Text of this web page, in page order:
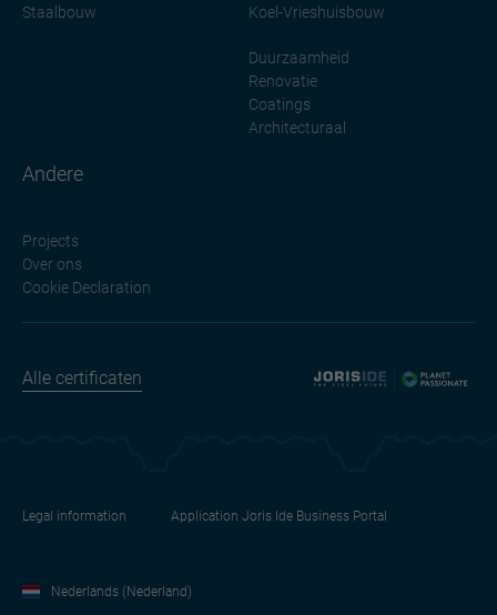
Staalbouw
Koel-Vrieshuisbouw
Duurzaamheid
Renovatie
Coatings
Architecturaal
Andere
Projects
Over ons
Cookie Declaration
Alle certificaten
Legal information Application Joris Ide Business Portal
Nederlands (Nederland)